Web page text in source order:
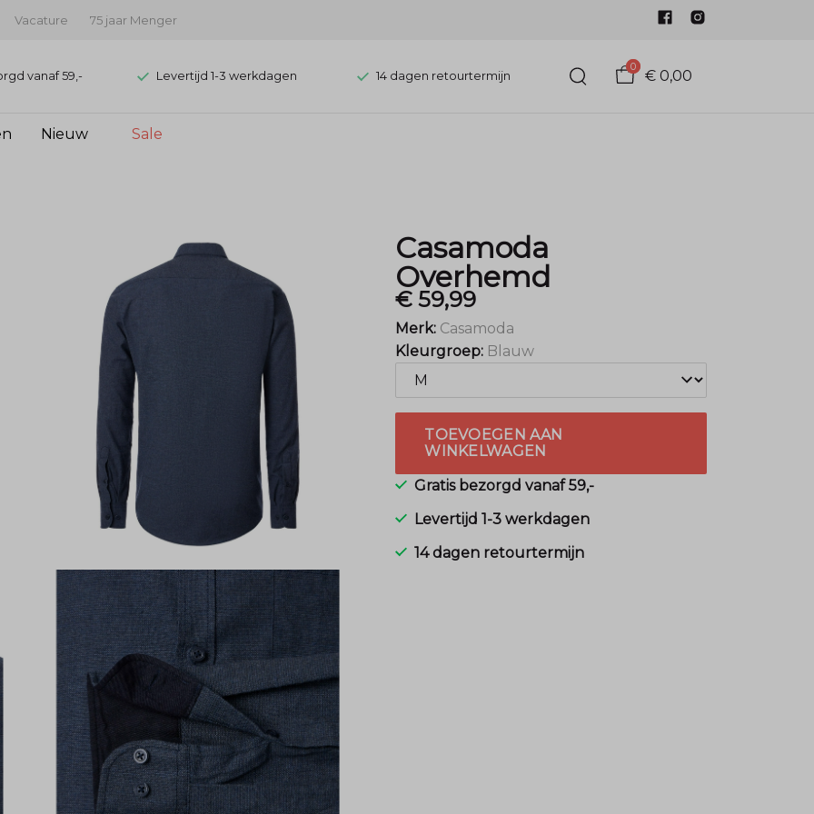
Vacature 75 jaar Menger
vanaf 59,- Levertijd 1-3 werkdagen 14 dagen retourtermijn
0
€ 0,00
Nieuw Sale
Casamoda
Overhemd
€ 59,99
Merk: Casamoda
Kleurgroep: Blauw
TOEVOEGEN AAN
WINKELWAGEN
Gratis bezorgd vanaf 59,-
Levertijd 1-3 werkdagen
14 dagen retourtermijn